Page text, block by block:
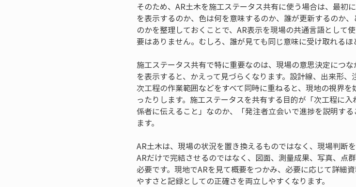
そのため、AR土木を施工ステータス共有に使う場合は、最初
を表示するのか、色は何を意味するのか、誰が更新するのか
のかを整理しておくことで、AR表示を現場の共通言語として
要はありません。むしろ、誰が見ても同じ意味に受け取れるほ
施工ステータス共有で特に重要なのは、現場の意思決定につ
を表示すると、かえって見づらくなります。設計線、出来形
次工程の作業範囲などをすべて同時に重ねると、現地の視界
ったりします。施工ステータスを共有する目的が「次工程に
係者に伝えること」なのか、「発注者立会いで進捗を説明す
ます。
AR土木は、現場の状況を置き換えるものではなく、現場判断
ARだけで完結させるのではなく、図面、測量成果、写真、点
必要です。現地でARを見て概要をつかみ、必要に応じて詳細
やすさと記録としての正確さを両立しやすくなります。